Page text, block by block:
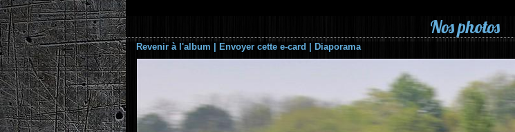
Nos photos
Revenir à l'album Envoyer cette e-card Diaporama